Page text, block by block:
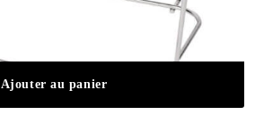
Ajouter au panier